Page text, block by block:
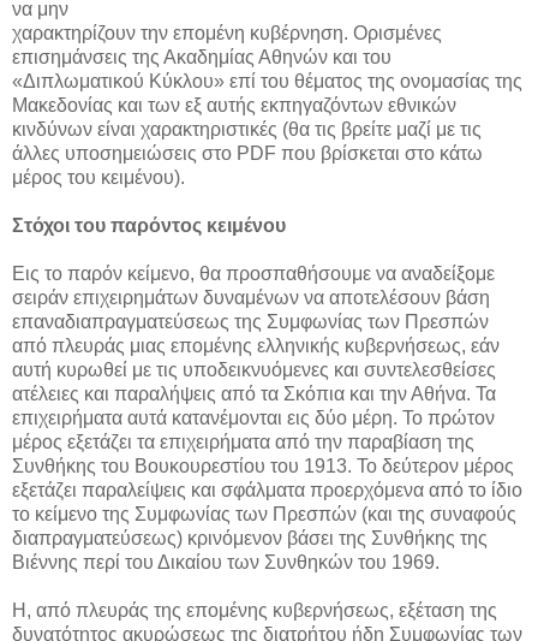
να μην
χαρακτηρίζουν την επομένη κυβέρνηση. Ορισμένες
επισημάνσεις της Ακαδημίας Αθηνών και του
«Διπλωματικού Κύκλου» επί του θέματος της ονομασίας της
Μακεδονίας και των εξ αυτής εκπηγαζόντων εθνικών
κινδύνων είναι χαρακτηριστικές (θα τις βρείτε μαζί με τις
άλλες υποσημειώσεις στο PDF που βρίσκεται στο κάτω
μέρος του κειμένου).
Στόχοι του παρόντος κειμένου
Εις το παρόν κείμενο, θα προσπαθήσουμε να αναδείξομε
σειράν επιχειρημάτων δυναμένων να αποτελέσουν βάση
επαναδιαπραγματεύσεως της Συμφωνίας των Πρεσπών
από πλευράς μιας επομένης ελληνικής κυβερνήσεως, εάν
αυτή κυρωθεί με τις υποδεικνυόμενες και συντελεσθείσες
ατέλειες και παραλήψεις από τα Σκόπια και την Αθήνα. Τα
επιχειρήματα αυτά κατανέμονται εις δύο μέρη. Το πρώτον
μέρος εξετάζει τα επιχειρήματα από την παραβίαση της
Συνθήκης του Βουκουρεστίου του 1913. Το δεύτερον μέρος
εξετάζει παραλείψεις και σφάλματα προερχόμενα από το ίδιο
το κείμενο της Συμφωνίας των Πρεσπών (και της συναφούς
διαπραγματεύσεως) κρινόμενον βάσει της Συνθήκης της
Βιέννης περί του Δικαίου των Συνθηκών του 1969.
Η, από πλευράς της επομένης κυβερνήσεως, εξέταση της
δυνατότητος ακυρώσεως της διατρήτου ήδη Συμφωνίας των